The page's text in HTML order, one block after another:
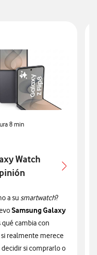
8 min
Watch
a su smartwatch?
Samsung Galaxy
cambia con
realmente merece
decidir si comprarlo o